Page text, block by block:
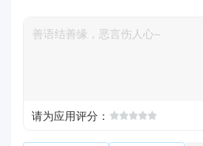
请为应用评分：